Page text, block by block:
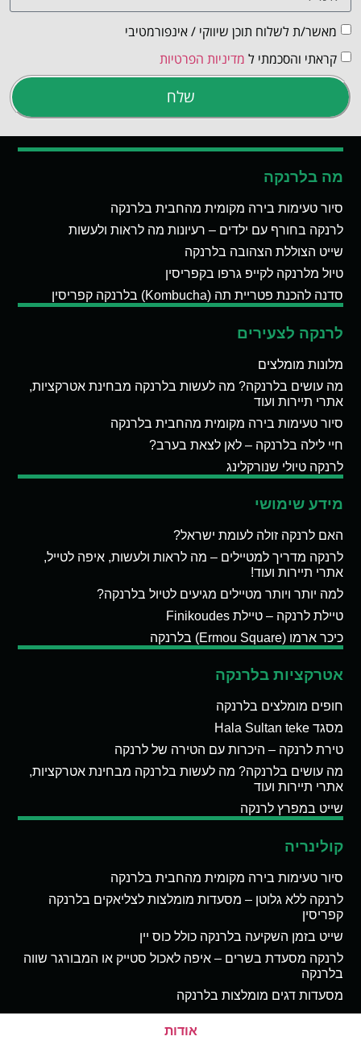
מאשר/ת לשלוח תוכן שיווקי / אינפורמטיבי
קראתי והסכמתי ל מדיניות הפרטיות
שלח
מה בלרנקה
סיור טעימות בירה מקומית מהחבית בלרנקה
לרנקה בחורף עם ילדים – רעיונות מה לראות ולעשות
שייט הצוללת הצהובה בלרנקה
טיול מלרנקה לקייפ גרפו בקפריסין
סדנה להכנת פטריית תה (Kombucha) בלרנקה קפריסין
לרנקה לצעירים
מלונות מומלצים
מה עושים בלרנקה? מה לעשות בלרנקה מבחינת אטרקציות,
אתרי תיירות ועוד
סיור טעימות בירה מקומית מהחבית בלרנקה
חיי לילה בלרנקה – לאן לצאת בערב?
לרנקה טיולי שנורקלינג
מידע שימושי
האם לרנקה זולה לעומת ישראל?
לרנקה מדריך למטיילים – מה לראות ולעשות, איפה לטייל,
אתרי תיירות ועוד!
למה יותר ויותר מטיילים מגיעים לטיול בלרנקה?
טיילת לרנקה – טיילת Finikoudes
כיכר ארמו (Ermou Square) בלרנקה
אטרקציות בלרנקה
חופים מומלצים בלרנקה
מסגד Hala Sultan teke
טירת לרנקה – היכרות עם הטירה של לרנקה
מה עושים בלרנקה? מה לעשות בלרנקה מבחינת אטרקציות,
אתרי תיירות ועוד
שייט במפרץ לרנקה
קולינריה
סיור טעימות בירה מקומית מהחבית בלרנקה
לרנקה ללא גלוטן – מסעדות מומלצות לצליאקים בלרנקה
קפריסין
שייט בזמן השקיעה בלרנקה כולל כוס יין
לרנקה מסעדת בשרים – איפה לאכול סטייק או המבורגר שווה
בלרנקה
מסעדות דגים מומלצות בלרנקה
אודות